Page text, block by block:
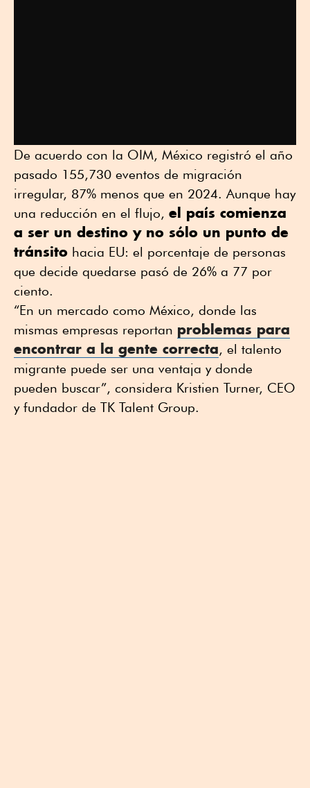
De acuerdo con la OIM, México registró el año
pasado 155,730 eventos de migración
irregular, 87% menos que en 2024. Aunque hay
una reducción en el flujo, el país comienza
a ser un destino y no sólo un punto de
tránsito hacia EU: el porcentaje de personas
que decide quedarse pasó de 26% a 77 por
ciento.
“En un mercado como México, donde las
mismas empresas reportan problemas para
encontrar a la gente correcta, el talento
migrante puede ser una ventaja y donde
pueden buscar”, considera Kristien Turner, CEO
y fundador de TK Talent Group.